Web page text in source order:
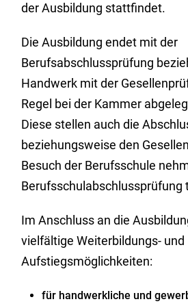
der Ausbildung stattfindet.
Die Ausbildung endet mit der
Berufsabschlussprüfung
Handwerk mit der
Regel bei der Kammer
Diese stellen auch die
beziehungsweise den
Besuch der Berufsschule
Berufsschulabschlussprüfung
Im Anschluss an die
vielfältige Weiterbildungs- und
Aufstiegsmöglichkeiten:
für handwerkliche und